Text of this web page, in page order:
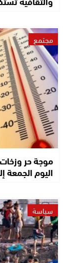
مجتمع
موجة حر
اليوم
سياسة